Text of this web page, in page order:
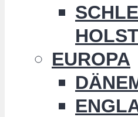
EUROPA